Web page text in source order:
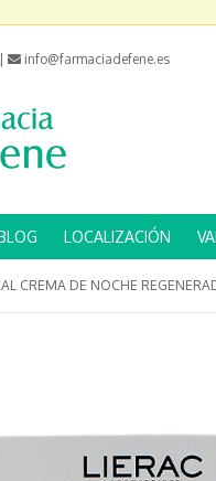
info@farmaciadefene.es
LOCALIZACIÓN
CREMA DE NOCHE